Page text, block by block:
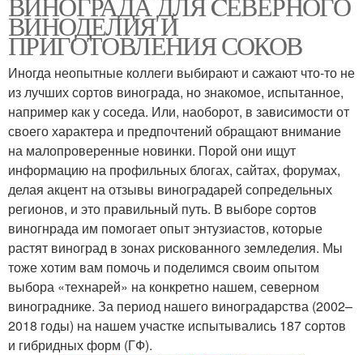
ВИНОДЕЛИЯ И
ПРИГОТОВЛЕНИЯ СОКОВ
Иногда неопытные коллеги выбирают и сажают что-то не
из лучших сортов винограда, но знакомое, испытанное,
например как у соседа. Или, наоборот, в зависимости от
своего характера и предпочтений обращают внимание
на малопроверенные новинки. Порой они ищут
информацию на профильных блогах, сайтах, форумах,
делая акцент на отзывы виноградарей сопредельных
регионов, и это правильный путь. В выборе сортов
виногнрада им помогает опыт энтузиастов, которые
растят виноград в зонах рискованного земледелия. Мы
тоже хотим вам помочь и поделимся своим опытом
выбора «технарей» на конкретно нашем, северном
винограднике. За период нашего виноградарства (2002–
2018 годы) на нашем участке испытывались 187 сортов
и гибридных форм (ГФ).